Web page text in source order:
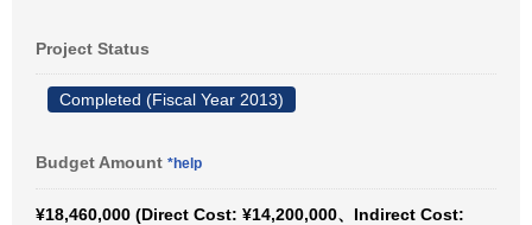
Project Status
Completed (Fiscal Year 2013)
Budget Amount *help
¥18,460,000 (Direct Cost: ¥14,200,000、Indirect Cost: